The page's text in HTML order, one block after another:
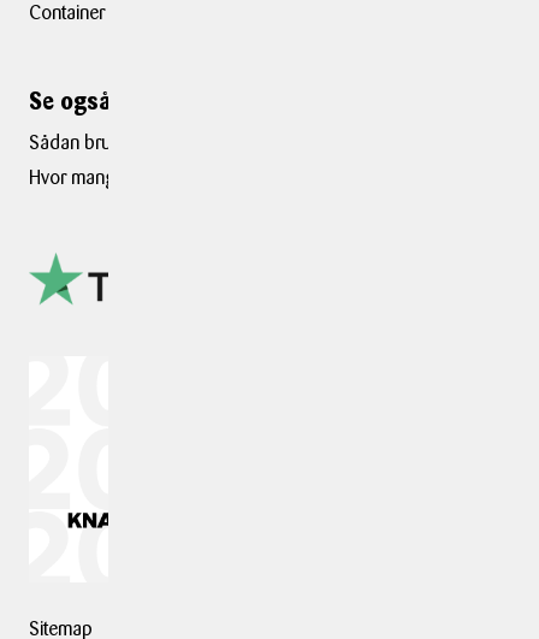
Container Taastrup
Se også ...
Sådan bruges boblefolie
Hvor mange flyttekasser
Sitemap